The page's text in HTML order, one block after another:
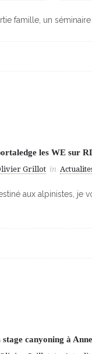
famille, un
les WE sur
Grillot in
aux alpinistes, je
canyoning à